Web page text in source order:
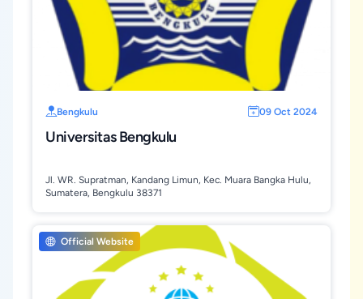
Bengkulu 09 Oct 2024
Universitas Bengkulu
Jl. WR. Supratman, Kandang Limun, Kec. Muara Bangka Hulu,
Sumatera, Bengkulu 38371
Official Website